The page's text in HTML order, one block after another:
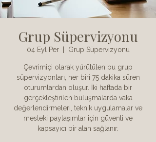
Grup Süpervizyonu
04 Eyl Per
  |
Grup Süpervizyonu
Çevrimiçi olarak yürütülen bu grup
süpervizyonları, her biri 75 dakika süren
oturumlardan oluşur. İki haftada bir
gerçekleştirilen buluşmalarda vaka
değerlendirmeleri, teknik uygulamalar ve
mesleki paylaşımlar için güvenli ve
kapsayıcı bir alan sağlanır.